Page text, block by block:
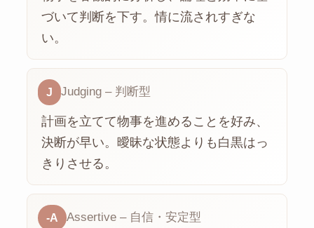
づいて判断を下す。情に流されすぎな
い。
J Judging – 判断型
計画を立てて物事を進めることを好み、
決断が早い。曖昧な状態よりも白黒はっ
きりさせる。
-A Assertive – 自信・安定型